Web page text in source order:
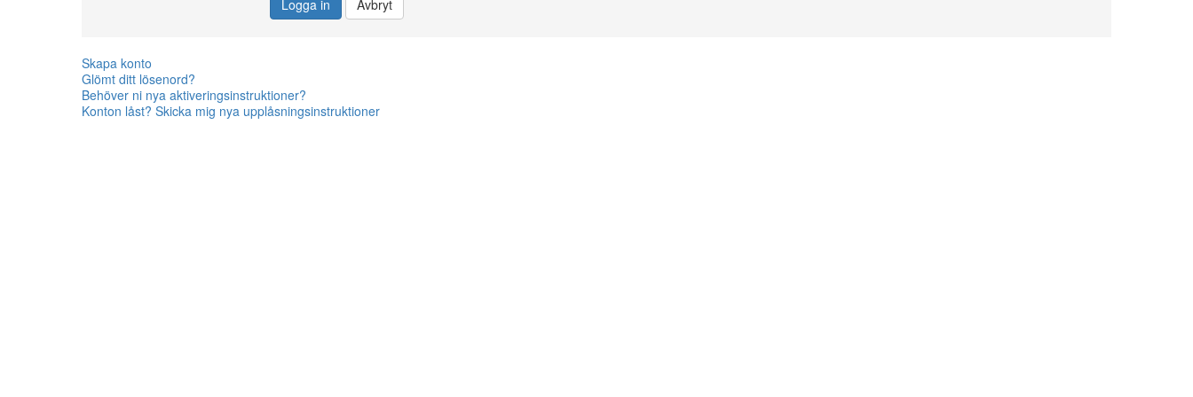
Logga in Avbryt
Skapa konto
Glömt ditt lösenord?
Behöver ni nya aktiveringsinstruktioner?
Konton låst? Skicka mig nya upplåsningsinstruktioner